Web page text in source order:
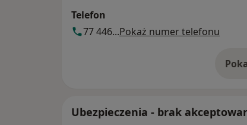
Telefon
77 446...Pokaż numer telefonu
Ubezpieczenia - brak